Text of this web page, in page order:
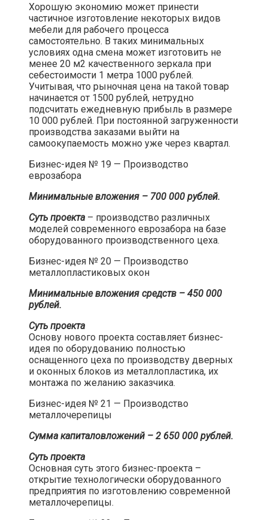
Хорошую экономию может принести
частичное изготовление некоторых видов
мебели для рабочего процесса
самостоятельно. В таких минимальных
условиях одна смена может изготовить не
менее 20 м2 качественного зеркала при
себестоимости 1 метра 1000 рублей.
Учитывая, что рыночная цена на такой товар
начинается от 1500 рублей, нетрудно
подсчитать ежедневную прибыль в размере
10 000 рублей. При постоянной загруженности
производства заказами выйти на
самоокупаемость можно уже через квартал.​
Бизнес-идея № 19 — Производство
еврозабора​
Минимальные вложения – 700 000 рублей.
Суть проекта – производство различных
моделей современного еврозабора на базе
оборудованного производственного цеха.​
Бизнес-идея № 20 — Производство
металлопластиковых окон​
Минимальные вложения средств – 450 000
рублей.
Суть проекта
Основу нового проекта составляет бизнес-
идея по оборудованию полностью
оснащенного цеха по производству дверных
и оконных блоков из металлопластика, их
монтажа по желанию заказчика.​
Бизнес-идея № 21 — Производство
металлочерепицы​
Сумма капиталовложений – 2 650 000 рублей.
Суть проекта
Основная суть этого бизнес-проекта –
открытие технологически оборудованного
предприятия по изготовлению современной
металлочерепицы.​